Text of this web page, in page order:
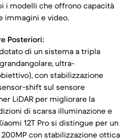
i modelli che offrono capacità
immagini e video.
Posteriori:
dotato di un sistema a tripla
ultra-
con stabilizzazione
shift sul sensore
LiDAR per migliorare la
di scarsa illuminazione e
12T Pro si distingue per un
con stabilizzazione ottica